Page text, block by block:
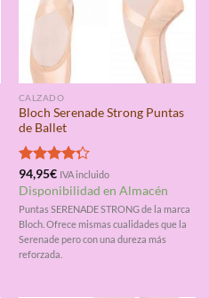
CALZADO
Bloch Serenade Strong Puntas
de Ballet
Valorado
con4.25
de 5
94,95€ IVA incluido
Disponibilidad en Almacén
Puntas SERENADE STRONG de la marca
Bloch. Ofrece mismas cualidades que la
Serenade pero con una dureza más
reforzada.